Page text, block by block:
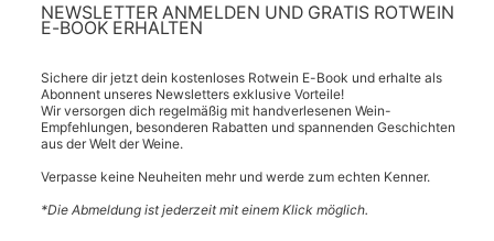
NEWSLETTER ANMELDEN UND GRATIS ROTWEIN
E-BOOK ERHALTEN
Sichere dir jetzt dein kostenloses Rotwein E-Book und erhalte als
Abonnent unseres Newsletters exklusive Vorteile!
Wir versorgen dich regelmäßig mit handverlesenen Wein-
Empfehlungen, besonderen Rabatten und spannenden Geschichten
aus der Welt der Weine.
Verpasse keine Neuheiten mehr und werde zum echten Kenner.
*Die Abmeldung ist jederzeit mit einem Klick möglich.